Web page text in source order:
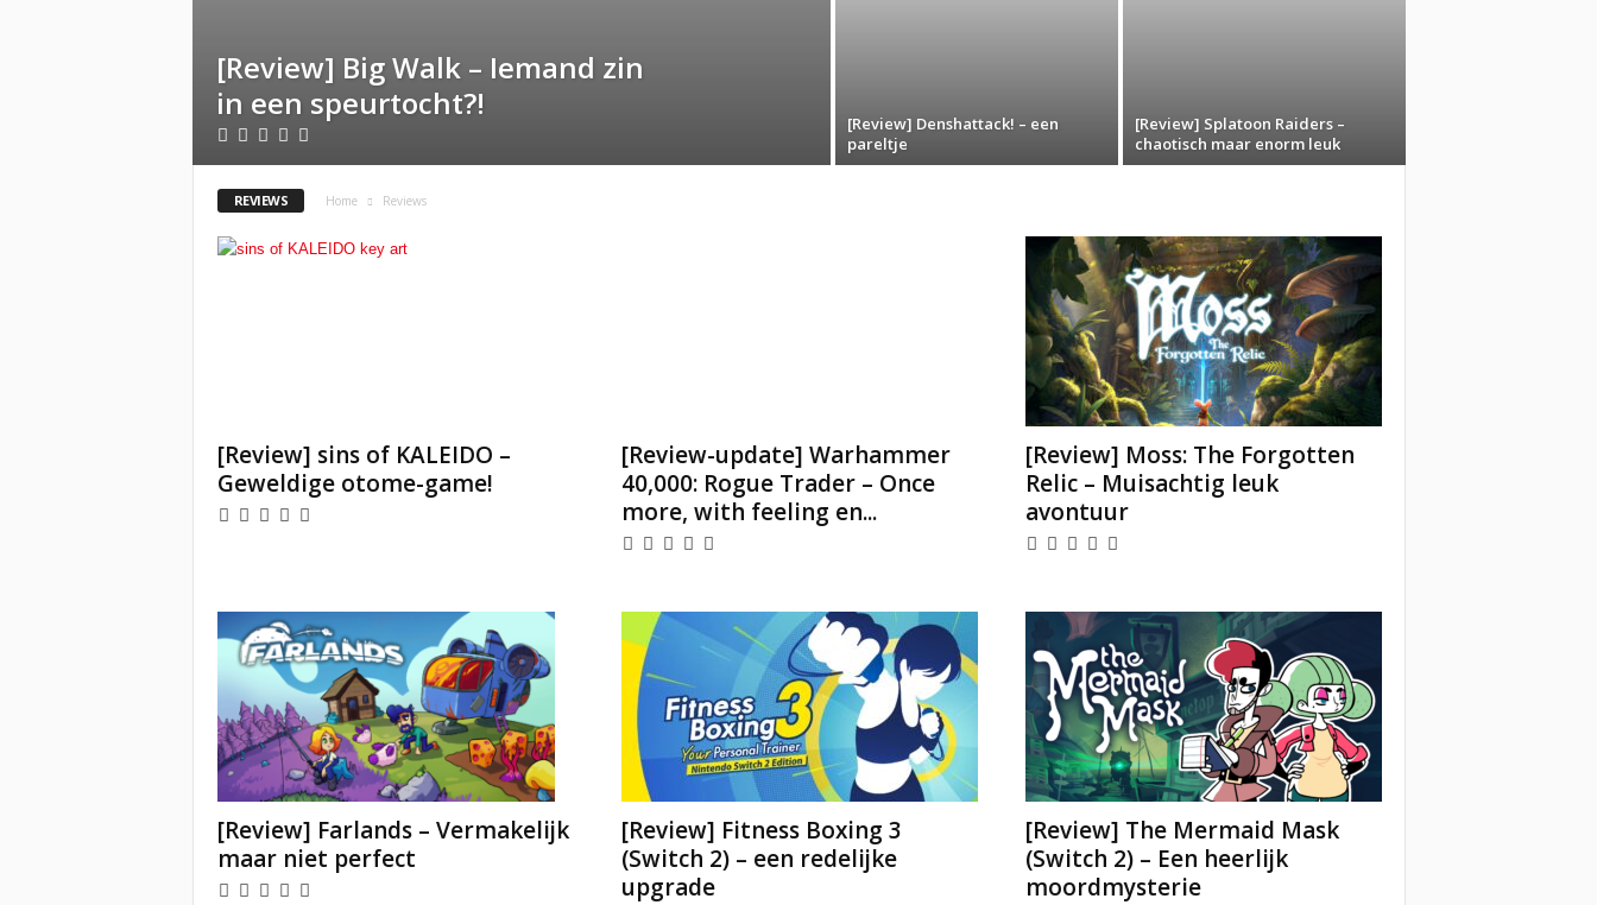
[Review] Big Walk – Iemand zin
in een speurtocht?!
[Review] Denshattack! – een
pareltje
[Review] Splatoon Raiders –
chaotisch maar enorm leuk
REVIEWS Home Reviews
[Review] sins of KALEIDO –
Geweldige otome-game!
[Review-update] Warhammer
40,000: Rogue Trader – Once
more, with feeling en...
[Review] Moss: The Forgotten
Relic – Muisachtig leuk
avontuur
[Review] Farlands – Vermakelijk
maar niet perfect
[Review] Fitness Boxing 3
(Switch 2) – een redelijke
upgrade
[Review] The Mermaid Mask
(Switch 2) – Een heerlijk
moordmysterie